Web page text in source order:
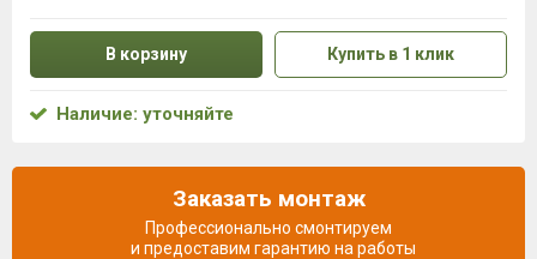
В корзину Купить в 1 клик
Наличие: уточняйте
Заказать монтаж
Профессионально смонтируем
и предоставим гарантию на работы